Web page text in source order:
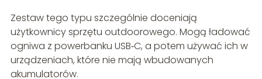
Zestaw tego typu szczególnie doceniają
użytkownicy sprzętu outdoorowego. Mogą ładować
ogniwa z powerbanku USB‑C, a potem używać ich w
urządzeniach, które nie mają wbudowanych
akumulatorów.